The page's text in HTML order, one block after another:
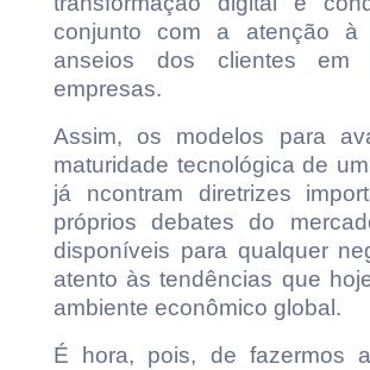
conjunto com a atenção à
anseios dos clientes em
empresas.
Assim, os modelos para
maturidade tecnológica de
já ncontram diretrizes
próprios debates do
disponíveis para qualquer
atento às tendências que
ambiente econômico global.
É hora, pois, de fazermos